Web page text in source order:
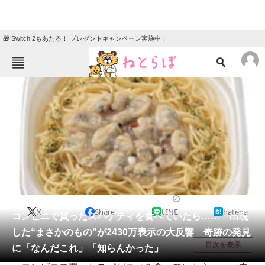
🎁 Switch 2もあたる！ プレゼントキャンペーン実施中！
ねとらぼメニュー
ニュース
クイズ
地域
教育・育児
リサーチ
会員記事
メディア
コンビニで買ったスパゲティを食べていたら…… 出現
した“まさかのもの”が2430万表示の大反響 奇跡の発見
に「なんだこれ」「知らんかった」
X Share LINE hatena
目次を表示